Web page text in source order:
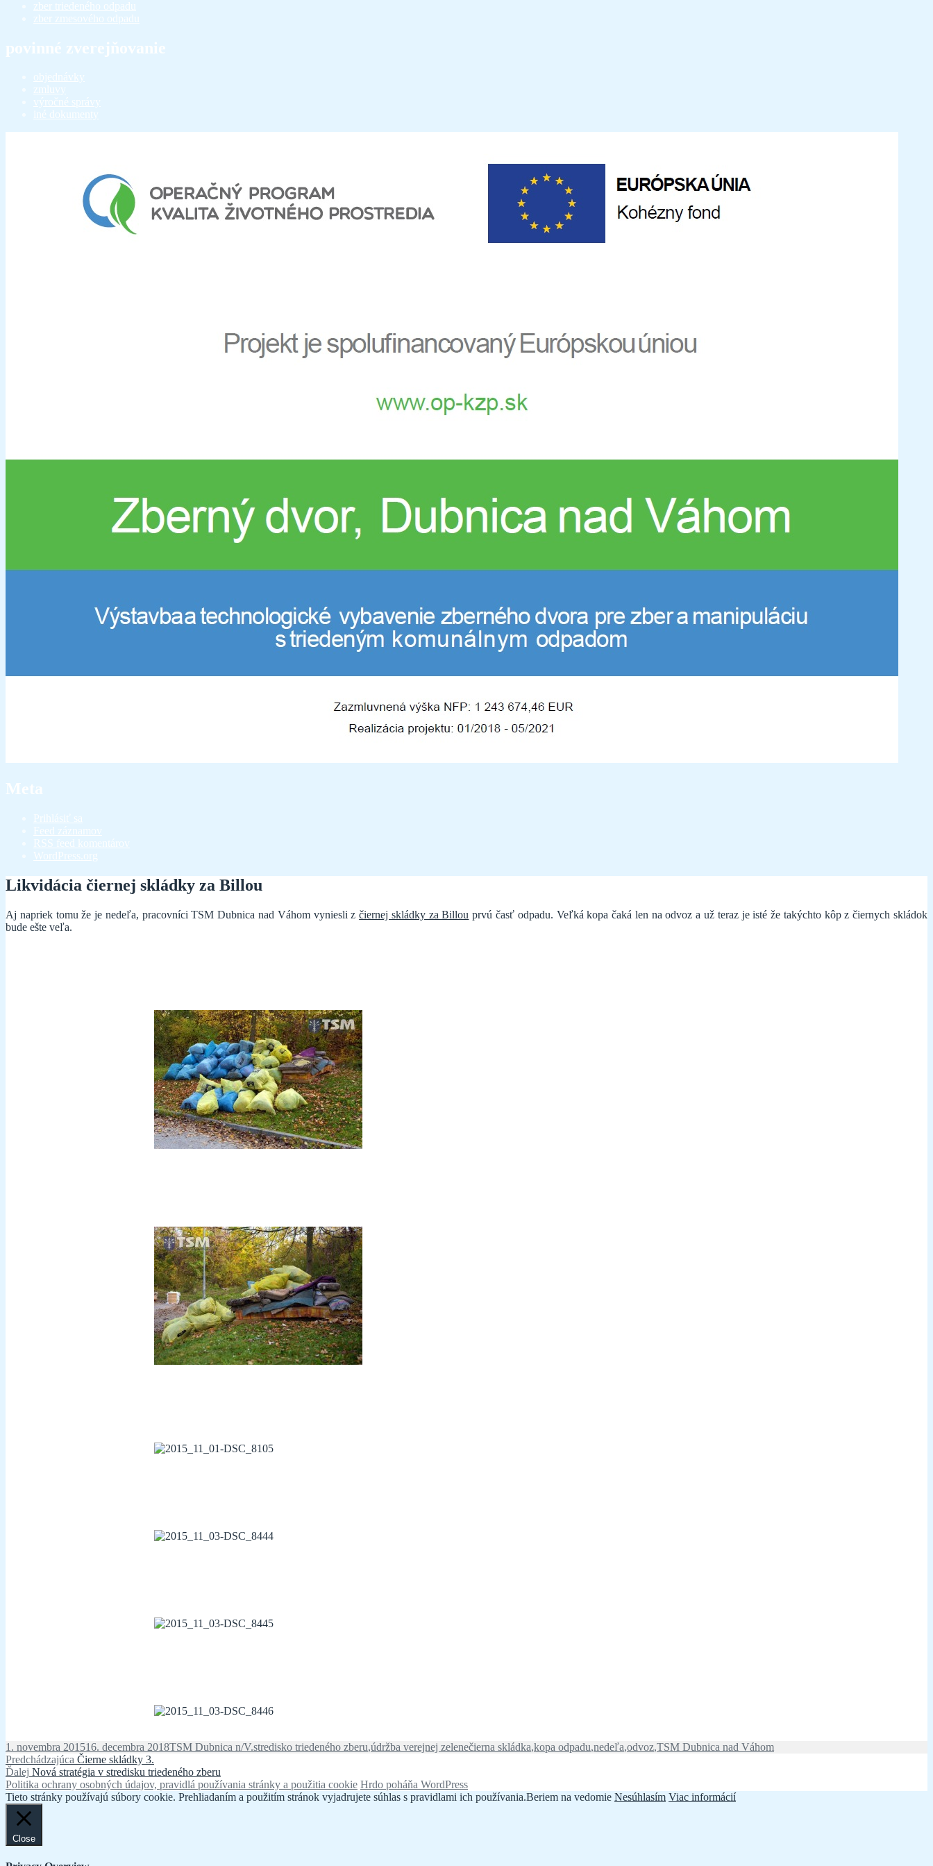
zber triedeného odpadu
zber zmesového odpadu
povinné zverejňovanie
objednávky
zmluvy
výročné správy
iné dokumenty
Meta
Prihlásiť sa
Feed záznamov
RSS feed komentárov
WordPress.org
Likvidácia čiernej skládky za Billou
Aj napriek tomu že je nedeľa, pracovníci TSM Dubnica nad Váhom vyniesli zčiernej skládky za Billou prvú časť odpadu. Veľká kopa čaká len na odvoz a už teraz je isté že takýchto kôp z čiernych skládok
bude ešte veľa.
Publikované
1. novembra 201516. decembra 2018Autor
TSM Dubnica n/V.Kategórie
stredisko triedeného zberu,údržba verejnej zeleneZnačky
čierna skládka,kopa odpadu,nedeľa,odvoz,TSM Dubnica nad Váhom
Navigácia
v
článku
Predchádzajúca Predchádzajúci
článok:
Čierne skládky 3.
Ďalej Ďalší
článok:
Nová stratégia v stredisku triedeného zberu
Politika ochrany osobných údajov, pravidlá používania stránky a použitia cookie Hrdo poháňa WordPress
Tieto stránky používajú súbory cookie. Prehliadaním a použitím stránok vyjadrujete súhlas s pravidlami ich používania.Beriem na vedomie Nesúhlasím Viac informácií
Close